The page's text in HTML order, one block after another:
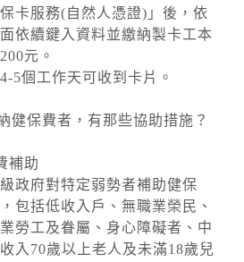
卡服務(自然人憑證)」後，依
依續鍵入資料並繳納製卡工本
元。
5個工作天可收到卡片。
健保費者，有那些協助措施？
補助
政府對特定弱勢者補助健保
包括低收入戶、無職業榮民、
勞工及眷屬、身心障礙者、中
入70歲以上老人及未滿18歲兒